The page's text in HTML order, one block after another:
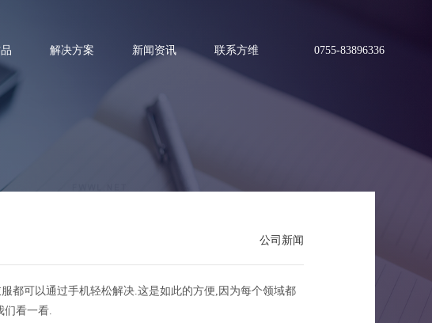
解决方案 新闻资讯 联系方维 0755-83896336
公司新闻
都可以通过手机轻松解决.这是如此的方便,因为每个领域都
看一看.